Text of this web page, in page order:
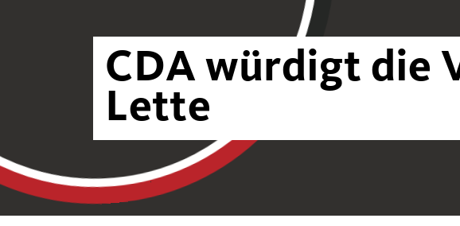
CDA würdigt die
Lette